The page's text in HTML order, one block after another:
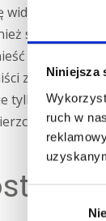
Niniejsza
ruch w
Wybór
widocznych
skorzystać
sukces w
zajmą się
tylko jednym